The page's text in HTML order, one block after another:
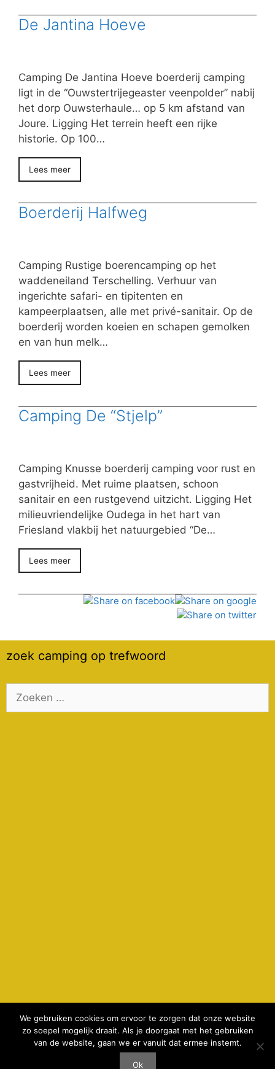
De Jantina Hoeve
Camping De Jantina Hoeve boerderij camping
ligt in de “Ouwstertrijegeaster veenpolder” nabij
het dorp Ouwsterhaule… op 5 km afstand van
Joure. Ligging Het terrein heeft een rijke
historie. Op 100…
Lees meer
Boerderij Halfweg
Camping Rustige boerencamping op het
waddeneiland Terschelling. Verhuur van
ingerichte safari- en tipitenten en
kampeerplaatsen, alle met privé-sanitair. Op de
boerderij worden koeien en schapen gemolken
en van hun melk…
Lees meer
Camping De “Stjelp”
Camping Knusse boerderij camping voor rust en
gastvrijheid. Met ruime plaatsen, schoon
sanitair en een rustgevend uitzicht. Ligging Het
milieuvriendelijke Oudega in het hart van
Friesland vlakbij het natuurgebied “De…
Lees meer
zoek camping op trefwoord
Zoek
© 2026 kamperenbijdeboer.nl -privacyverklaring & cookie
We gebruiken cookies om ervoor te zorgen dat onze website
zo soepel mogelijk draait. Als je doorgaat met het gebruiken
van de website, gaan we er vanuit dat ermee instemt.
Ok